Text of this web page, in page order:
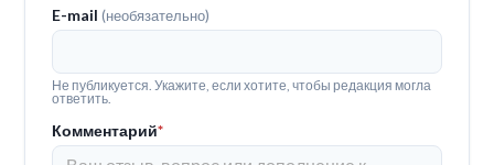
E-mail(необязательно)
Не публикуется. Укажите, если хотите, чтобы редакция могла
ответить.
Комментарий*